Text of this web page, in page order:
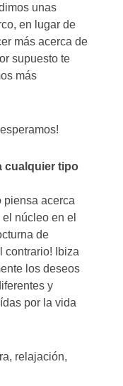
unas
en lugar de
más acerca de
supuesto te
más
cualquier tipo
piensa acerca
núcleo en el
de
contrario! Ibiza
los deseos
y
por la vida
relajación,